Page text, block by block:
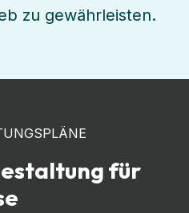
zu gewährleisten.
für